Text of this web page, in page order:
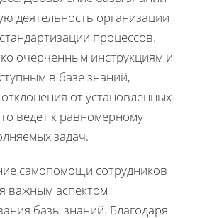
деятельность организации
процессов.
очерченным инструкциям и
в базе знаний,
от установленных
ведет к равномерному
задач.
самопомощи сотрудников
важным аспектом
базы знаний. Благодаря